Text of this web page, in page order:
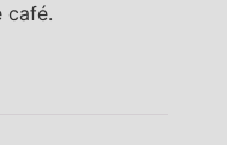
café.